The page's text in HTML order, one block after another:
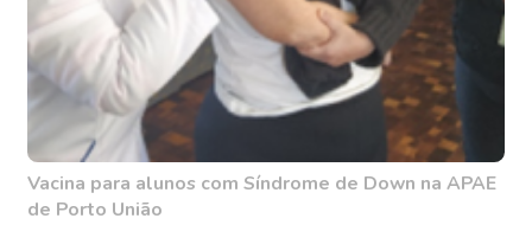
Vacina para alunos com Síndrome de Down na APAE
de Porto União